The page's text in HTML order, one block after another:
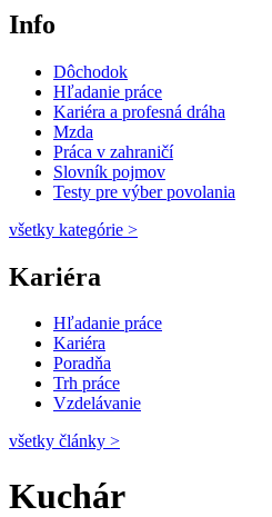
Info
Dôchodok
Hľadanie práce
Kariéra a profesná dráha
Mzda
Práca v zahraničí
Slovník pojmov
Testy pre výber povolania
všetky kategórie >
Kariéra
Hľadanie práce
Kariéra
Poradňa
Trh práce
Vzdelávanie
všetky články >
Kuchár